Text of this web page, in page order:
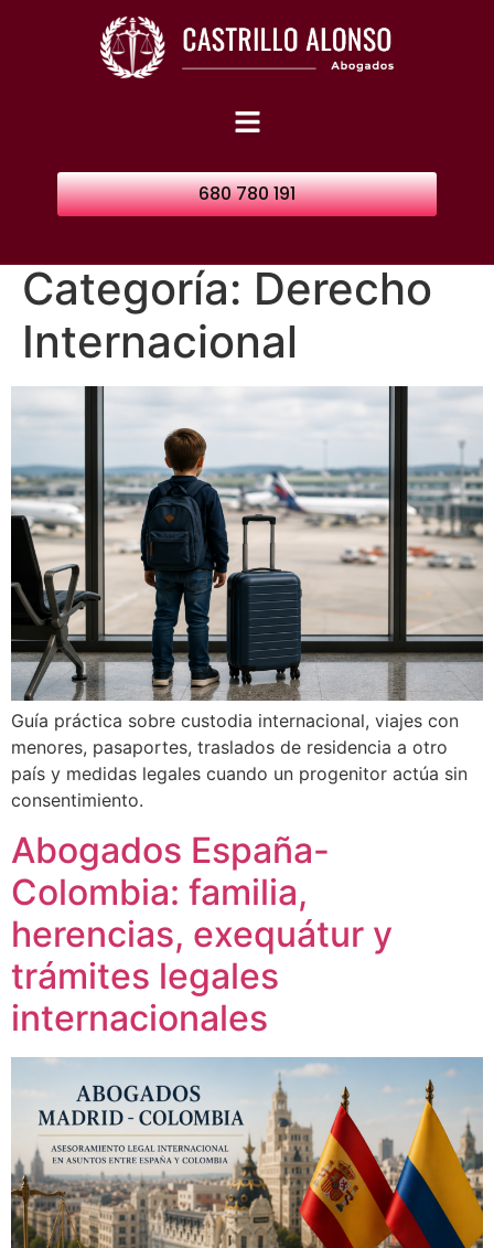
680 780 191
Categoría: Derecho
Internacional
Guía práctica sobre custodia internacional, viajes con
menores, pasaportes, traslados de residencia a otro
país y medidas legales cuando un progenitor actúa sin
consentimiento.
Abogados España-
Colombia: familia,
herencias, exequátur y
trámites legales
internacionales